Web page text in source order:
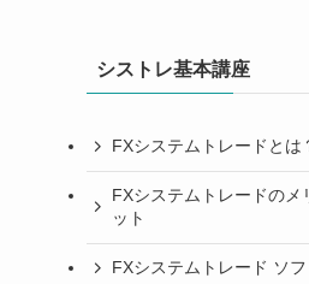
シストレ基本講座
FXシステムトレードとは
FXシステムトレードのメ
ット
FXシステムトレード ソ